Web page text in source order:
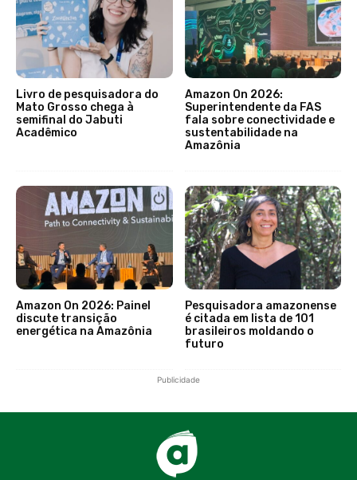
Livro de pesquisadora do
Mato Grosso chega à
semifinal do Jabuti
Acadêmico
Amazon On 2026:
Superintendente da FAS
fala sobre conectividade e
sustentabilidade na
Amazônia
Amazon On 2026: Painel
discute transição
energética na Amazônia
Pesquisadora amazonense
é citada em lista de 101
brasileiros moldando o
futuro
Publicidade